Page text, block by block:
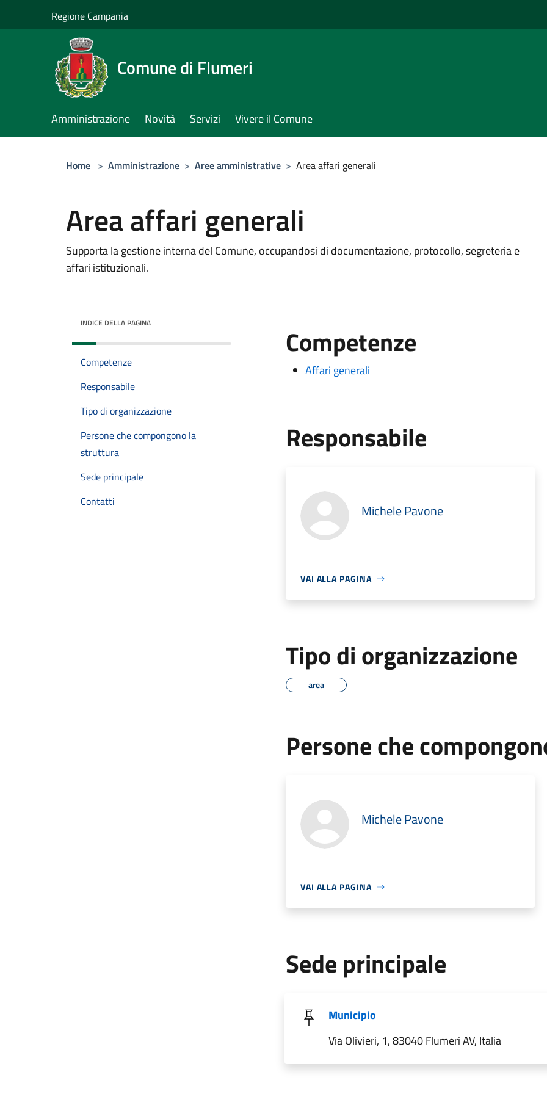
Regione Campania
Comune di Flumeri
Amministrazione Novità Servizi Vivere il Comune
Home > Amministrazione > Aree amministrative > Area affari generali
Area affari generali
Supporta la gestione interna del Comune, occupandosi di documentazione, protocollo, segreteria e
affari istituzionali.
INDICE DELLA PAGINA
Competenze
Responsabile
Tipo di organizzazione
Persone che compongono la
struttura
Sede principale
Contatti
Competenze
Affari generali
Responsabile
Michele Pavone
VAI ALLA PAGINA
Tipo di organizzazione
area
Persone che
Michele Pavone
VAI ALLA PAGINA
Sede principale
Municipio
Via Olivieri, 1, 83040 Flumeri AV, Italia